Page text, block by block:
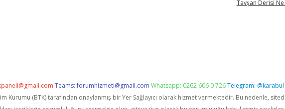
Tavşan Derisi
Teams:forumhizmeti@gmail.com Whatsapp: 0262 606 0 726Telegram: @karabul
Kurumu (BTK) tarafından onaylanmış bir Yer Sağlayıcı olarak hizmet vermektedir. Bu nedenle,